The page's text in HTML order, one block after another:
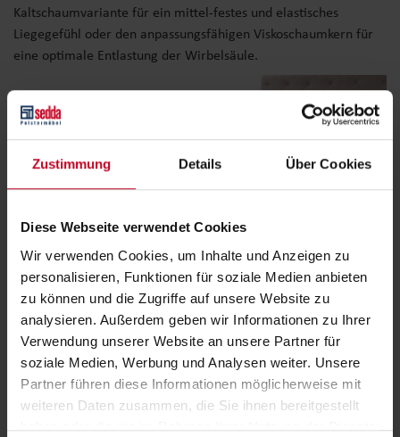
Zustimmung Details Über Cookies
Diese Webseite verwendet Cookies
Wir verwenden Cookies, um Inhalte und Anzeigen zu
personalisieren, Funktionen für soziale Medien anbieten
zu können und die Zugriffe auf unsere Website zu
analysieren. Außerdem geben wir Informationen zu Ihrer
Verwendung unserer Website an unsere Partner für
soziale Medien, Werbung und Analysen weiter. Unsere
Partner führen diese Informationen möglicherweise mit
weiteren Daten zusammen, die Sie ihnen bereitgestellt
haben oder die sie im Rahmen Ihrer Nutzung der Dienste
Kaltschaumvariante für ein mittel-festes und elastisches
Liegegefühl oder den anpassungsfähigen Viskoschaumkern für
eine optimale Entlastung der Wirbelsäule.
Läufer
Vervollständigen Sie den Look Ihres Bettes mit einem stylischen
Bettläufer. Dieser kann sowohl einfarbig, als auch zweifarbig als
Kombination von zwei Stoffen angefertigt werden.